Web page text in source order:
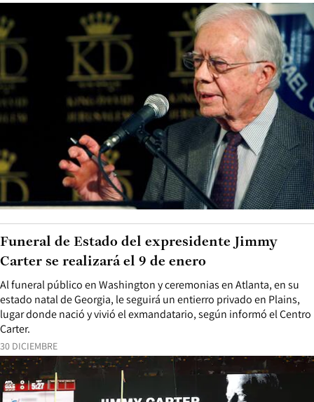
30 DICIEMBRE
Al funeral público en Washington y ceremonias en Atlanta, en su
estado natal de Georgia, le seguirá un entierro privado en Plains,
lugar donde nació y vivió el exmandatario, según informó el Centro
Carter.
Funeral de Estado del expresidente Jimmy
Carter se realizará el 9 de enero